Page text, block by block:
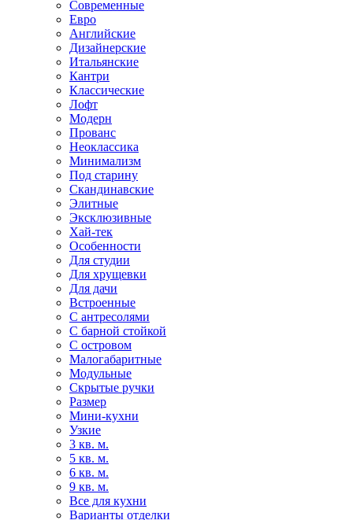
Современные
Евро
Английские
Дизайнерские
Итальянские
Кантри
Классические
Лофт
Модерн
Прованс
Неоклассика
Минимализм
Под старину
Скандинавские
Элитные
Эксклюзивные
Хай-тек
Особенности
Для студии
Для хрущевки
Для дачи
Встроенные
С антресолями
С барной стойкой
С островом
Малогабаритные
Модульные
Скрытые ручки
Размер
Мини-кухни
Узкие
3 кв. м.
5 кв. м.
6 кв. м.
9 кв. м.
Все для кухни
Варианты отделки